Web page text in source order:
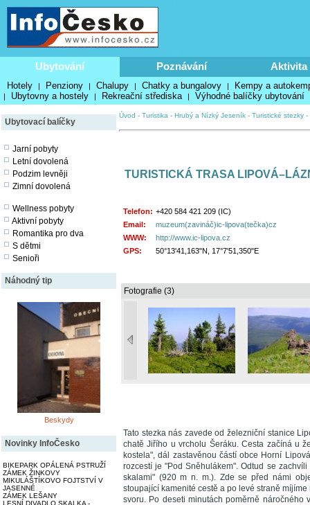
Ubytování Poznávání Aktivita
Hotely | Penziony | Chalupy | Chatky a bungalovy | Kempy a
| Ubytovny a hostely | Rekreační střediska | Výhodné balíčky ubytování
Ubytovací balíčky
Jarní pobyty
Letní dovolená
Podzim levněji
Zimní dovolená
Wellness pobyty
Aktivní pobyty
Romantika pro dva
S dětmi
Senioři
Náhodný tip
Beskydy
Novinky InfoČesko
BIKEPARK OPÁLENÁ PSTRUŽÍ
ZÁMEK ŽINKOVY
MIKULÁŠTÍKOVO FOJTSTVÍ V
JASENNÉ
ZÁMEK LEŠANY
LESNÍ DIVADLO SKALKA -
Úvod - Turistika - Hrubý a Nízký Jeseník - Turistické stezky -
TURISTICKÁ TRASA
Telefon: +420 584 421 209 (IC)
Email:
muzeum(zavináč)ic-lipova(tečka)cz
WWW:
http://www.ic-lipova.cz
GPS:
50°13'41,163"N, 17°7'51,350"E
Fotografie (3)
Tato stezka nás zavede od železniční stanice
chatě Jiřího u vrcholu Šeráku. Cesta začíná u
kostela", dál zastavěnou částí obce Horní
rozcestí je "Pod Sněhulákem". Odtud se
skalami" (920 m n. m.). Zde se před námi
stoupající kamenité cestě a po levé straně
svoru. Po deseti minutách poměrně náročného